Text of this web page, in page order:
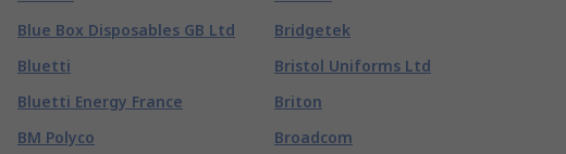
Blue Box Disposables GB Ltd
Bluetti
Bluetti Energy France
BM Polyco
Bridgetek
Bristol Uniforms Ltd
Briton
Broadcom